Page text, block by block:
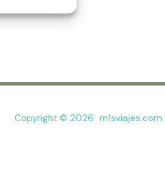
Copyright © 2026 m1sviajes.com